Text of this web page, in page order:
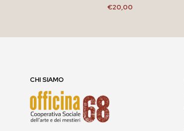
€20,00
CHI SIAMO